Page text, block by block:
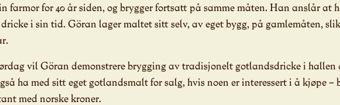
farmor for 40 år siden, og brygger fortsatt på samme måten. Han anslår at
i sin tid. Göran lager maltet sitt selv, av eget bygg, på gamlemåten,
vil Göran demonstrere brygging av tradisjonelt gotlandsdricke i hallen
ha med sitt eget gotlandsmalt for salg, hvis noen er interessert i å kjøpe
med norske kroner.